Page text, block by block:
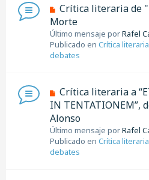
a
j
e
N
u
e
v
o
m
s
a
j
e
Crítica literaria de
Morte
Último mensaje porRafel
Publicado en Crítica
debates
N
u
e
v
o
m
e
Crítica literaria a
IN TENTATIONEM”,
Alonso
Último mensaje porRafel
Publicado en Crítica
debates